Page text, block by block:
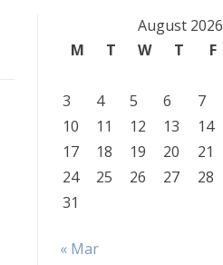
August 2026
M
T W T F
3
4 5 6 7
10
11 12 13 14
17
18 19 20 21
24
25 26 27 28
31
« Mar